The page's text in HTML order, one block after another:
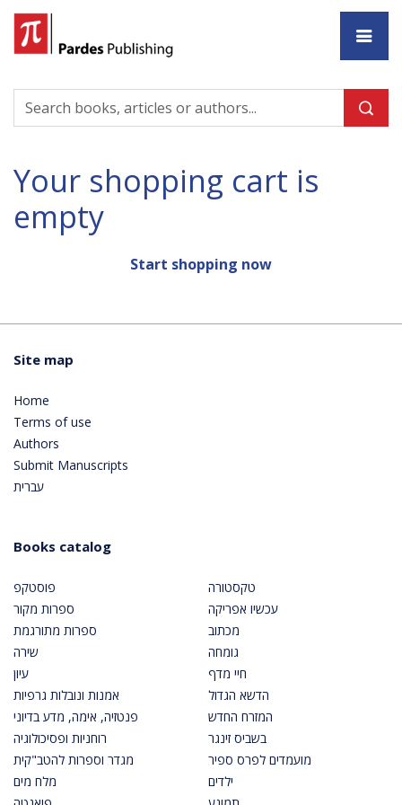
Your shopping cart is
empty
Start shopping now
Site map
Home
Terms of use
Authors
Submit Manuscripts
עברית
Books catalog
פוסטקפ
ספרות מקור
ספרות מתורגמת
שירה
עיון
אמנות ונובלות גרפיות
פנטזיה, אימה, מדע בדיוני
רוחניות ופסיכולוגיה
מגדר וספרות להטב"קית
מלח מים
טקסטורה
עכשיו אפריקה
מכתוב
גומחה
חיי מדף
הדשא הגדול
המזרח החדש
בשביס זינגר
מועמדים לפרס ספיר
ילדים